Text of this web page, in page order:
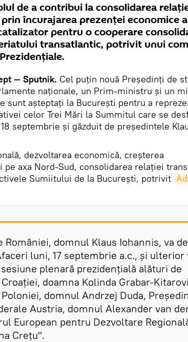
de a contribui la consolidarea
încurajarea prezenței economice a
pentru o cooperare
transatlantic, potrivit unui
— Sputnik. Cel puţin nouă Președinți de
naționale, un Prim-ministru și un
sunt aşteptaţi la Bucureşti pentru a
celor Trei Mări la Summitul care se
18 septembrie şi găzduit de preşedintele
dezvoltarea economică, creşterea
axa Nord-Sud, consolidarea relaţiei
Sumiitului de la Bucureşti, potrivit
României, domnul Klaus Iohannis, va
luni, 17 septembrie a.c., și ulterior
plenară prezidenţială alături de
doamna Kolinda Grabar-
domnul Andrzej Duda,
Austria, domnul Alexander van
European pentru Dezvoltare
Crețu".